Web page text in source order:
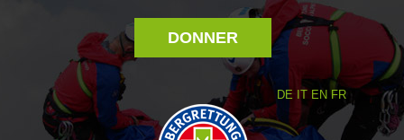
DONNER
DE IT EN FR